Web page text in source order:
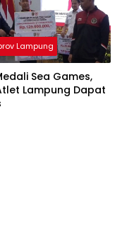
Lampung
Sea Games,
Lampung Dapat